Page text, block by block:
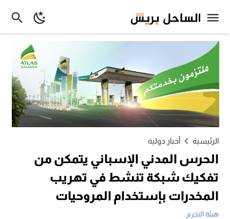
الرئيسية أخبار دولية
الحرس المدني الإسباني يتمكن من
تفكيك شبكة تنشط في تهريب
المخدرات بإستخدام المروحيات
هيئة التحرير